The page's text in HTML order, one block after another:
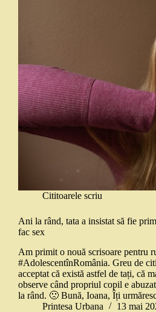
Cititoarele scriu
Ani la rând, tata a insistat să fie
fac sex
Am primit o nouă scrisoare pentru
#AdolescentînRomânia. Greu de
acceptat că există astfel de tați, că
observe când propriul copil e
la rând. 🙁 Bună, Ioana, Îți
Printesa Urbana
13 mai